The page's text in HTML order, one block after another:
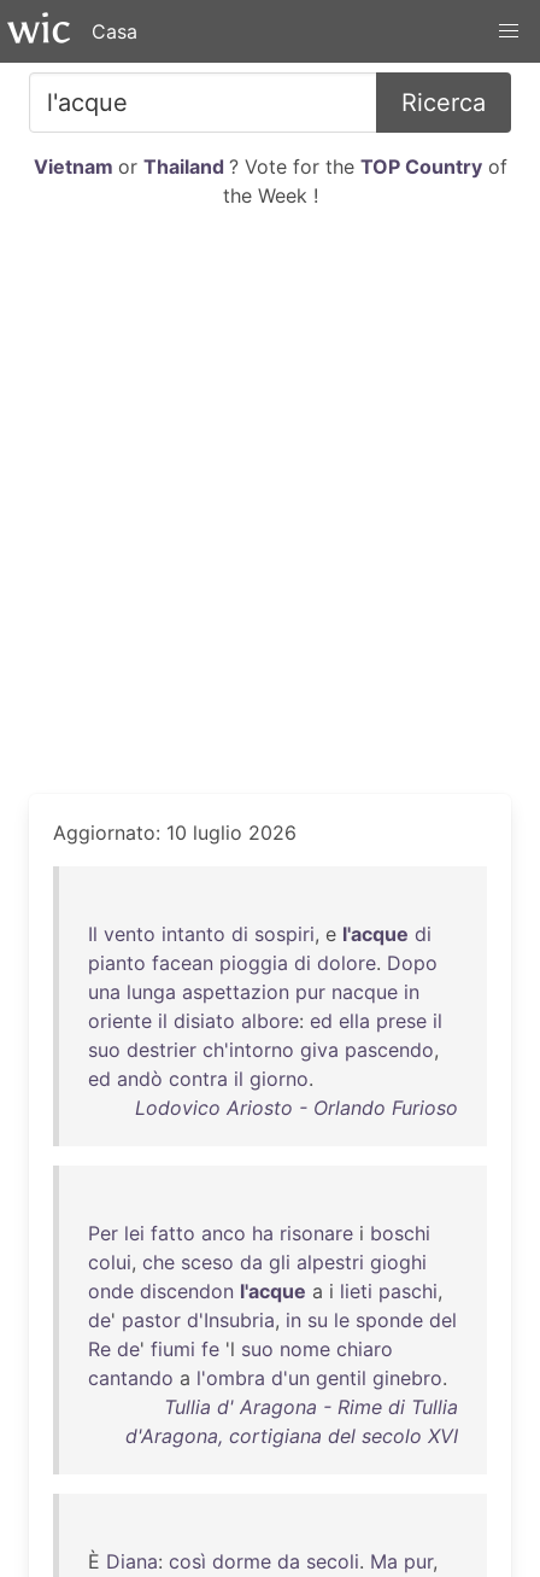
Casa
Ricerca
Vietnam or Thailand ? Vote for the TOP Countryof
the Week !
Aggiornato: 10 luglio 2026
Il vento intanto di sospiri, e l'acque di
pianto facean pioggia di dolore. Dopo
una lunga aspettazion pur nacque in
oriente il disiato albore: ed ella prese il
suo destrier ch'intorno giva pascendo,
ed andò contra il giorno.
Lodovico Ariosto - Orlando Furioso
Per lei fatto anco ha risonare i boschi
colui, che sceso da gli alpestri gioghi
onde discendon l'acque a i lieti paschi,
de' pastor d'Insubria, in su le sponde del
Re de' fiumi fe 'l suo nome chiaro
cantando a l'ombra d'un gentil ginebro.
Tullia d' Aragona - Rime di Tullia
d'Aragona, cortigiana del secolo XVI
È Diana: così dorme da secoli. Ma pur,